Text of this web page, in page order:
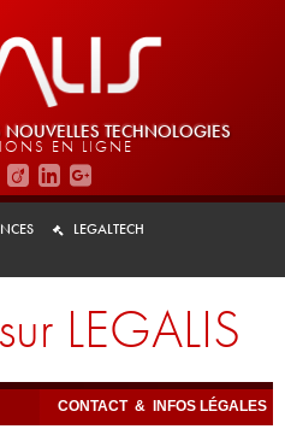
NOUVELLES TECHNOLOGIES
EN LIGNE
LEGALTECH
LEGALIS
CONTACT & INFOS LÉGALES